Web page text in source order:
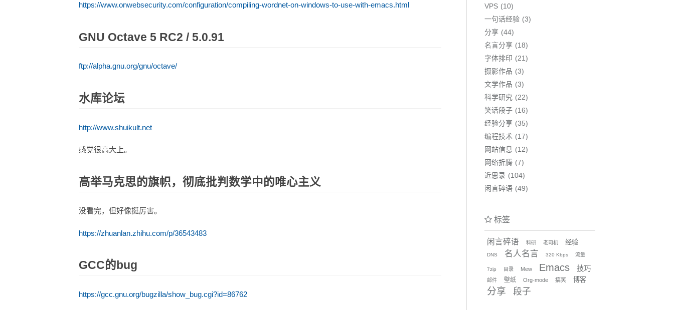
https://www.onwebsecurity.com/configuration/compiling-wordnet-on-windows-to-use-with-emacs.html
GNU Octave 5 RC2 / 5.0.91
ftp://alpha.gnu.org/gnu/octave/
水库论坛
http://www.shuikult.net
感觉很高大上。
高举马克思的旗帜，彻底批判数学中的唯心主义
没看完，但好像挺厉害。
https://zhuanlan.zhihu.com/p/36543483
GCC的bug
https://gcc.gnu.org/bugzilla/show_bug.cgi?id=86762
VPS
10
一句话经验
3
分享
44
名言分享
18
字体排印
21
摄影作品
3
文学作品
3
科学研究
22
笑话段子
16
经验分享
35
编程技术
17
网站信息
12
网络折腾
7
近思录
104
闲言碎语
49
标签
闲言碎语 科研 老司机 经验
DNS 名人名言 320 Kbps 流量
7zip 目录 Mew Emacs 技巧
邮件 壁纸 Org-mode 搞笑 博客
分享 段子